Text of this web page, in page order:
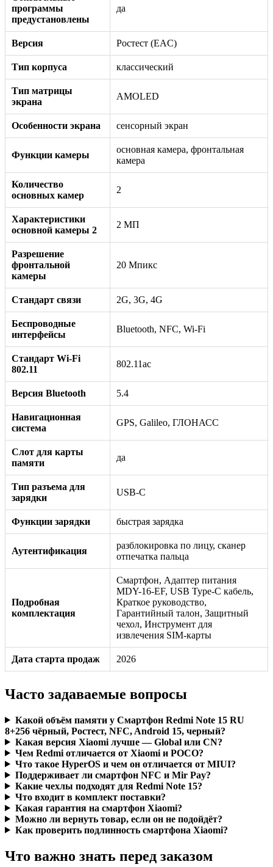
программы
предустановлены
да
Версия Ростест (EAC)
Тип корпуса классический
Тип матрицы
экрана
AMOLED
Особенности экрана сенсорный экран
Функции камеры
основная камера, фронтальная
камера
Количество
основных камер
2
Характеристики
основной камеры 2
2 МП
Разрешение
фронтальной
камеры
20 Мпикс
Стандарт связи 2G, 3G, 4G
Беспроводные
интерфейсы
Bluetooth, NFC, Wi-Fi
Стандарт Wi-Fi
802.11
802.11ac
Версия Bluetooth 5.4
Навигационная
система
GPS, Galileo, ГЛОНАСС
Слот для карты
памяти
да
Тип разъема для
зарядки
USB-C
Функции зарядки быстрая зарядка
Аутентификация
разблокировка по лицу, сканер
отпечатка пальца
Подробная
комплектация
Смартфон, Адаптер питания
MDY-16-EF, USB Type-C кабель,
Краткое руководство,
Гарантийный талон, Защитный
чехол, Инструмент для
извлечения SIM-карты
Дата старта продаж 2026
Часто задаваемые вопросы
Какой объём памяти у Смартфон Redmi Note 15 RU
8+256 чёрный, Ростест, NFC, Android 15, черный?
Какая версия Xiaomi лучше — Global или CN?
Чем Redmi отличается от Xiaomi и POCO?
Что такое HyperOS и чем он отличается от MIUI?
Поддерживает ли смартфон NFC и Mir Pay?
Какие чехлы подходят для Redmi Note 15?
Что входит в комплект поставки?
Какая гарантия на смартфон Xiaomi?
Можно ли вернуть товар, если он не подойдёт?
Как проверить подлинность смартфона Xiaomi?
Что важно знать перед заказом